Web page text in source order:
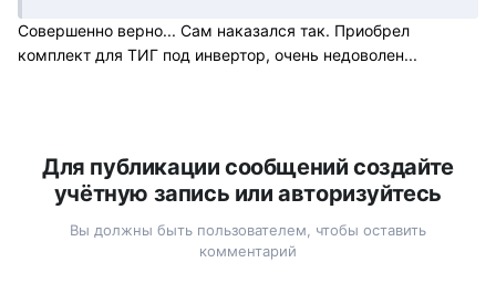
Совершенно верно... Сам наказался так. Приобрел
комплект для ТИГ под инвертор, очень недоволен...
Для публикации сообщений создайте
учётную запись или авторизуйтесь
Вы должны быть пользователем, чтобы оставить
комментарий